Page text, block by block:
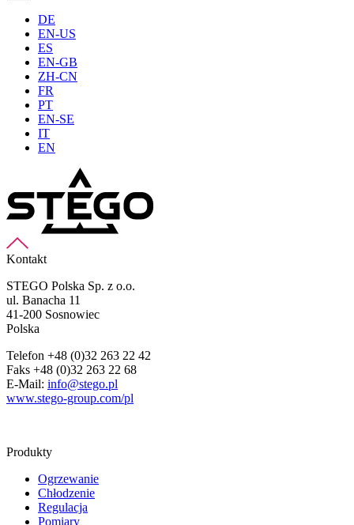
DE
EN-US
ES
EN-GB
ZH-CN
FR
PT
EN-SE
IT
EN
Kontakt
STEGO Polska Sp. z o.o.
ul. Banacha 11
41-200 Sosnowiec
Polska
Telefon +48 (0)32 263 22 42
Faks +48 (0)32 263 22 68
E-Mail: info@stego.pl
www.stego-group.com/pl
Produkty
Ogrzewanie
Chłodzenie
Regulacja
Pomiary